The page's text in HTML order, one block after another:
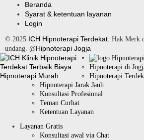
Beranda
Syarat & ketentuan layanan
Login
© 2025 ICH Hipnoterapi Terdekat . Hak Merk
undang. @Hipnoterapi Jogja
Hipnoterapi di
Hipnoterapi
Hipnoterapi Jarak Jauh
Konsultasi Profesional
Teman Curhat
Ketentuan Layanan
Layanan Gratis
Konsultasi awal via Chat